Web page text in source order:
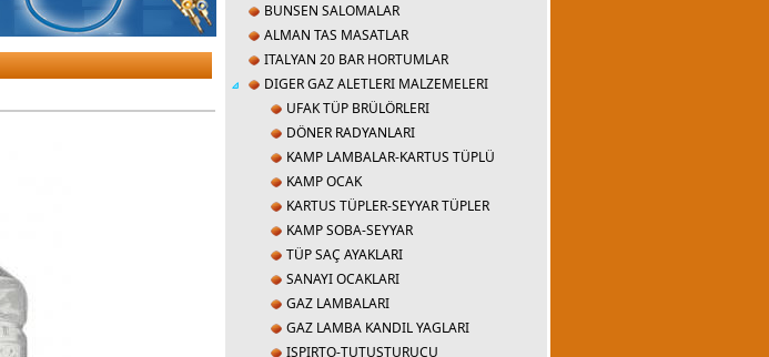
BUNSEN SALOMALAR
ALMAN TAS MASATLAR
ITALYAN 20 BAR HORTUMLAR
DIGER GAZ ALETLERI MALZEMELERI
UFAK TÜP BRÜLÖRLERI
DÖNER RADYANLARI
KAMP LAMBALAR-KARTUS TÜPLÜ
KAMP OCAK
KARTUS TÜPLER-SEYYAR TÜPLER
KAMP SOBA-SEYYAR
TÜP SAÇ AYAKLARI
SANAYI OCAKLARI
GAZ LAMBALARI
GAZ LAMBA KANDIL YAGLARI
ISPIRTO-TUTUSTURUCU